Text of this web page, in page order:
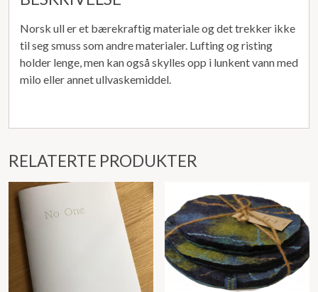
Norsk ull er et bærekraftig materiale og det trekker ikke
til seg smuss som andre materialer. Lufting og risting
holder lenge, men kan også skylles opp i lunkent vann med
milo eller annet ullvaskemiddel.
RELATERTE PRODUKTER